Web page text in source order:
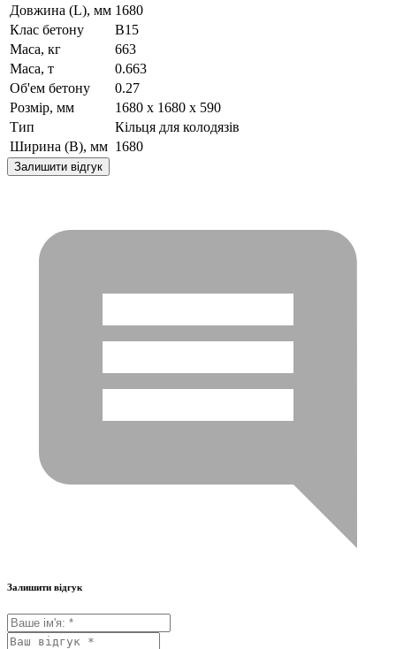
Довжина (L), мм 1680
Клас бетону
B15
Маса, кг
663
Маса, т
0.663
Об'ем бетону
0.27
Розмір, мм
1680 x 1680 x 590
Тип
Кільця для колодязів
Ширина (B), мм 1680
Залишити відгук
Залишити відгук